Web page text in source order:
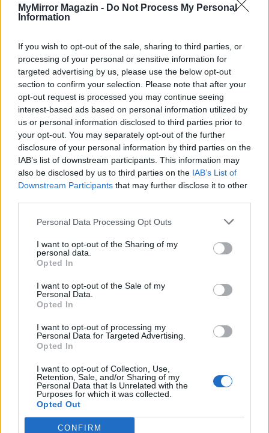
MyMirror Magazin - Do Not Process My Personal
Information
If you wish to opt-out of the sale, sharing to third parties, or
processing of your personal or sensitive information for
targeted advertising by us, please use the below opt-out
section to confirm your selection. Please note that after your
opt-out request is processed you may continue seeing
interest-based ads based on personal information utilized by
us or personal information disclosed to third parties prior to
your opt-out. You may separately opt-out of the further
disclosure of your personal information by third parties on the
IAB’s list of downstream participants. This information may
also be disclosed by us to third parties on the IAB’s List of
Downstream Participants that may further disclose it to other
Personal Data Processing Opt Outs
I want to opt-out of the Sharing of my
personal data.
Opted In
I want to opt-out of the Sale of my
Personal Data.
Opted In
I want to opt-out of processing my
Personal Data for Targeted Advertising.
Opted In
I want to opt-out of Collection, Use,
Retention, Sale, and/or Sharing of my
Personal Data that Is Unrelated with the
Purposes for which it was collected.
Opted Out
CONFIRM
rész
T. szereti a fiatal lányokat 13. rész
Minka 10. rész
10 tanács, ha jobban akarod érezni magad
a hétköznapokban
Egy ház, amely a tengerre és a fényre
nyílik – Villa...